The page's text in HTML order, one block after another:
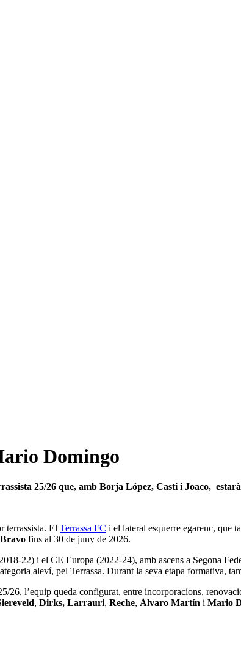
Domingo
25/26 que, amb Borja López, Casti i Joaco,
terrassista. El Terrassa FC i el lateral esquerre egarenc, que
fins al 30 de juny de 2026.
22) i el CE Europa (2022-24), amb ascens a Segona
aleví, pel Terrassa. Durant la seva etapa formativa,
26, l’equip queda configurat, entre incorporacions,
, Dirks, Larrauri, Reche, Álvaro Martín i Mario